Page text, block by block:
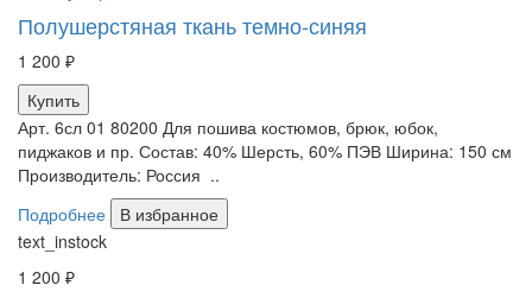
Полушерстяная ткань темно-синяя
1 200 ₽
Купить
Арт. 6сл 01 80200 Для пошива костюмов, брюк, юбок,
пиджаков и пр. Состав: 40% Шерсть, 60% ПЭВ Ширина: 150 см
Производитель: Россия ..
Подробнее
В избранное
text_instock
1 200 ₽